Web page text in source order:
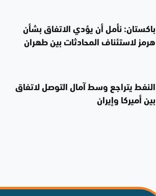
باكستان: نأمل أن يؤدي الاتفاق بشأن
هرمز لاستئناف المحادثات بين طهران
النفط يتراجع وسط آمال التوصل لاتفاق
بين أميركا وإيران